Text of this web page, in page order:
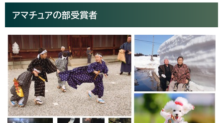
アマチュアの部受賞者